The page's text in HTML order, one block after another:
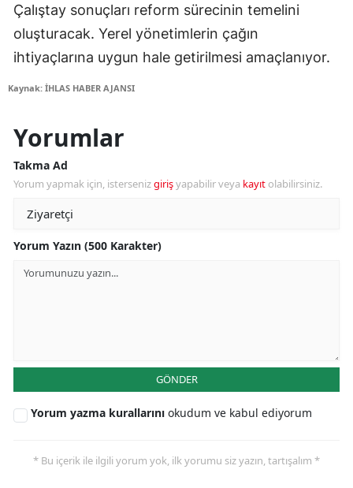
Çalıştay sonuçları reform sürecinin temelini
oluşturacak. Yerel yönetimlerin çağın
ihtiyaçlarına uygun hale getirilmesi amaçlanıyor.
Kaynak: İHLAS HABER AJANSI
Yorumlar
Takma Ad
Yorum yapmak için, istersenizgirişyapabilir veya kayıt olabilirsiniz.
Yorum Yazın (500 Karakter)
GÖNDER
Yorum yazma kurallarını okudum ve kabul ediyorum
* Bu içerik ile ilgili yorum yok, ilk yorumu siz yazın, tartışalım *